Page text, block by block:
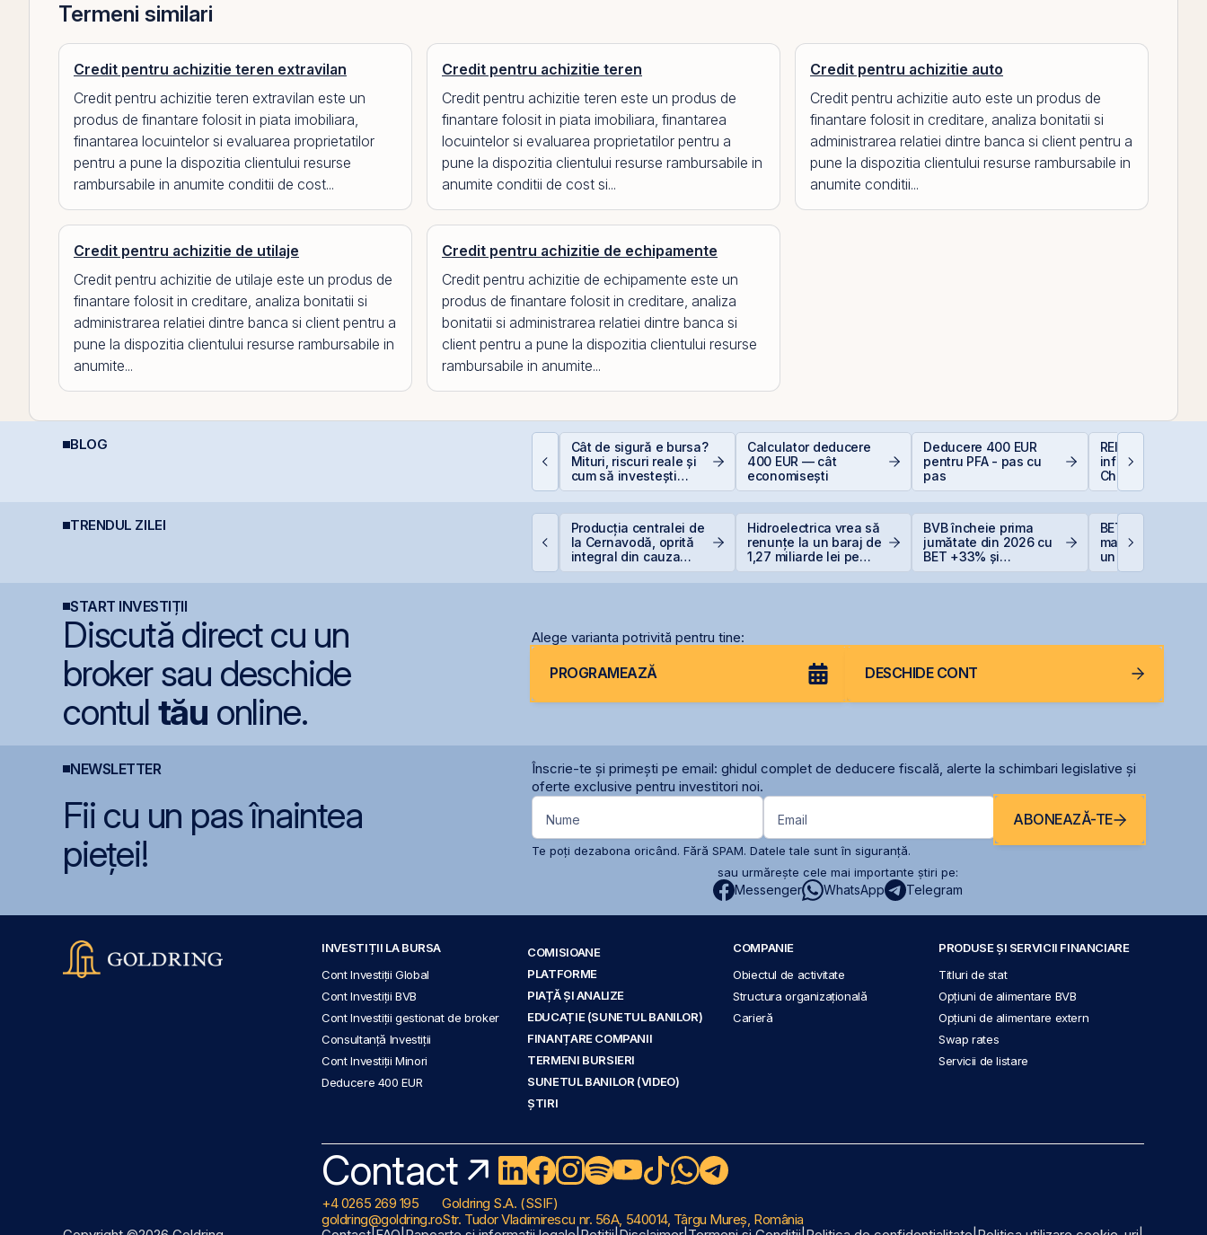
Termeni similari
Credit pentru achizitie teren extravilan
Credit pentru achizitie teren extravilan este un
produs de finantare folosit in piata imobiliara,
finantarea locuintelor si evaluarea proprietatilor
pentru a pune la dispozitia clientului resurse
rambursabile in anumite conditii de cost...
Credit pentru achizitie teren
Credit pentru achizitie teren este un produs de
finantare folosit in piata imobiliara, finantarea
locuintelor si evaluarea proprietatilor pentru a
pune la dispozitia clientului resurse rambursabile in
anumite conditii de cost si...
Credit pentru achizitie auto
Credit pentru achizitie auto este un produs de
finantare folosit in creditare, analiza bonitatii si
administrarea relatiei dintre banca si client pentru a
pune la dispozitia clientului resurse rambursabile in
anumite conditii...
Credit pentru achizitie de utilaje
Credit pentru achizitie de utilaje este un produs de
finantare folosit in creditare, analiza bonitatii si
administrarea relatiei dintre banca si client pentru a
pune la dispozitia clientului resurse rambursabile in
anumite...
Credit pentru achizitie de echipamente
Credit pentru achizitie de echipamente este un
produs de finantare folosit in creditare, analiza
bonitatii si administrarea relatiei dintre banca si
client pentru a pune la dispozitia clientului resurse
rambursabile in anumite...
BLOG
De la Caritas la BVB:
Cât de sigură e bursa?
Mituri, riscuri reale și
cum să investești
inteligent
Calculator deducere
400 EUR — cât
economisești
Deducere 400 EUR
pentru PFA - pas cu
pas
REIT-urile de
infrastructură din
China - să
la cel ce
TRENDUL ZILEI
Statul român
Producția centralei de
la Cernavodă, oprită
integral din cauza
Hidroelectrica vrea să
renunțe la un baraj de
1,27 miliarde lei pe
BVB încheie prima
jumătate din 2026 cu
BET +33% și
BET atinge un
maxim istoric la
un avans de
la începutul
START INVESTIȚII
Discută direct cu un
broker sau deschide
contul tău online.
Alege varianta potrivită pentru tine:
PROGRAMEAZĂ DESCHIDE CONT
NEWSLETTER
Înscrie-te și primești pe email: ghidul complet de deducere fiscală, alerte la schimbari legislative și
oferte exclusive pentru investitori noi.
Fii cu un pas înaintea
pieței!
Nume Email ABONEAZĂ-TE
Te poți dezabona oricând. Fără SPAM. Datele tale sunt în siguranță.
sau urmărește cele mai importante știri pe:
Messenger WhatsApp Telegram
INVESTIȚII LA BURSA
Cont Investiții Global
Cont Investiții BVB
Cont Investiții gestionat de broker
Consultanță Investiții
Cont Investiții Minori
Deducere 400 EUR
COMISIOANE
PLATFORME
PIAȚĂ ȘI ANALIZE
EDUCAȚIE (SUNETUL BANILOR)
FINANȚARE COMPANII
TERMENI BURSIERI
SUNETUL BANILOR (VIDEO)
ȘTIRI
COMPANIE
Obiectul de activitate
Structura organizațională
Carieră
PRODUSE ȘI SERVICII FINANCIARE
Titluri de stat
Opțiuni de alimentare BVB
Opțiuni de alimentare extern
Swap rates
Servicii de listare
Contact
+4 0265 269 195
goldring@goldring.ro
Goldring S.A. (SSIF)
Str. Tudor Vladimirescu nr. 56A, 540014, Târgu Mureș, România